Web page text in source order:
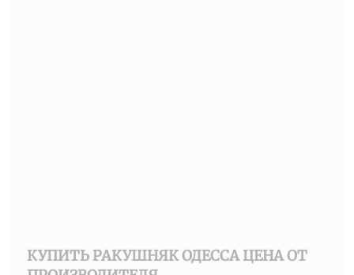
КУПИТЬ РАКУШНЯК ОДЕССА ЦЕНА ОТ